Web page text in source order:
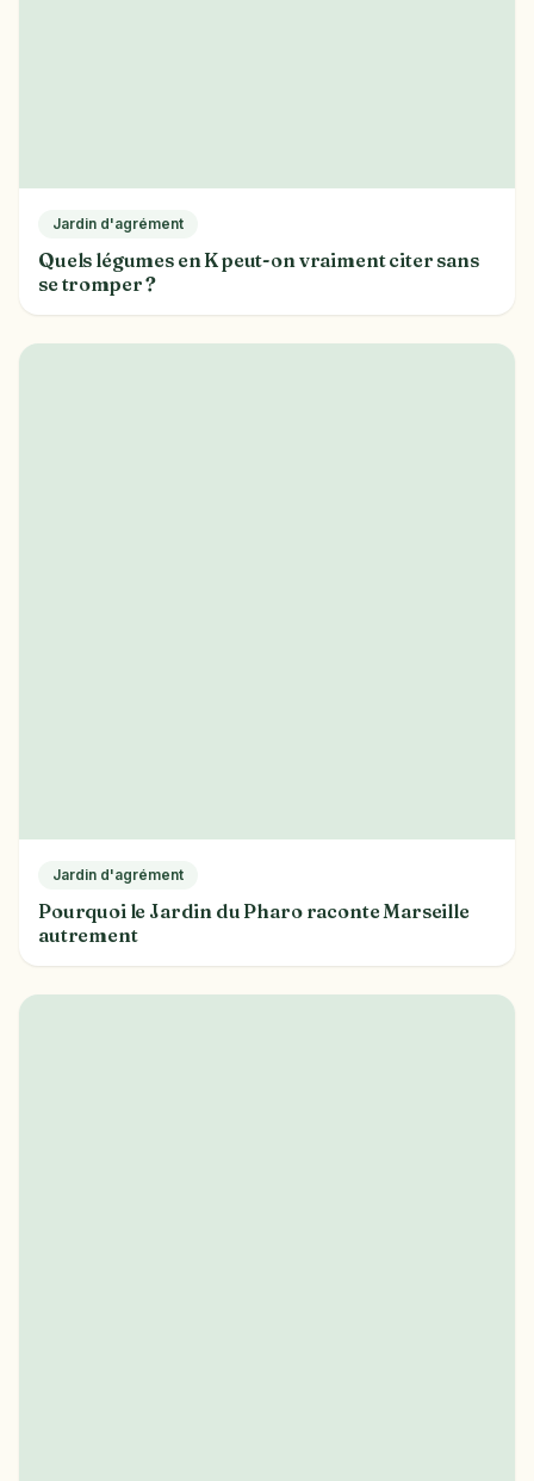
Jardin d'agrément
Quels légumes en K peut-on vraiment citer sans
se tromper ?
Jardin d'agrément
Pourquoi le Jardin du Pharo raconte Marseille
autrement